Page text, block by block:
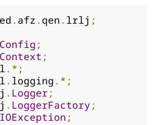
. afz.qen. lrlj ;
Config ;
Context ;
.*;
. logging.*;
. Logger ;
. LoggerFactory ;
IOException ;